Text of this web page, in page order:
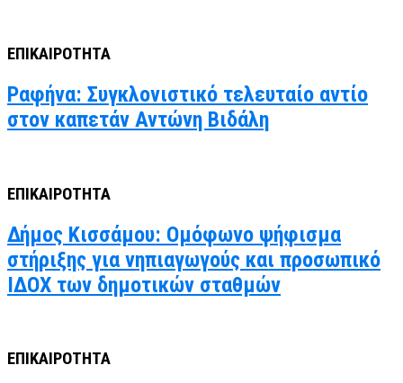
ΕΠΙΚΑΙΡΟΤΗΤΑ
Ραφήνα: Συγκλονιστικό τελευταίο αντίο
στον καπετάν Αντώνη Βιδάλη
ΕΠΙΚΑΙΡΟΤΗΤΑ
Δήμος Κισσάμου: Ομόφωνο ψήφισμα
στήριξης για νηπιαγωγούς και προσωπικό
ΙΔΟΧ των δημοτικών σταθμών
ΕΠΙΚΑΙΡΟΤΗΤΑ